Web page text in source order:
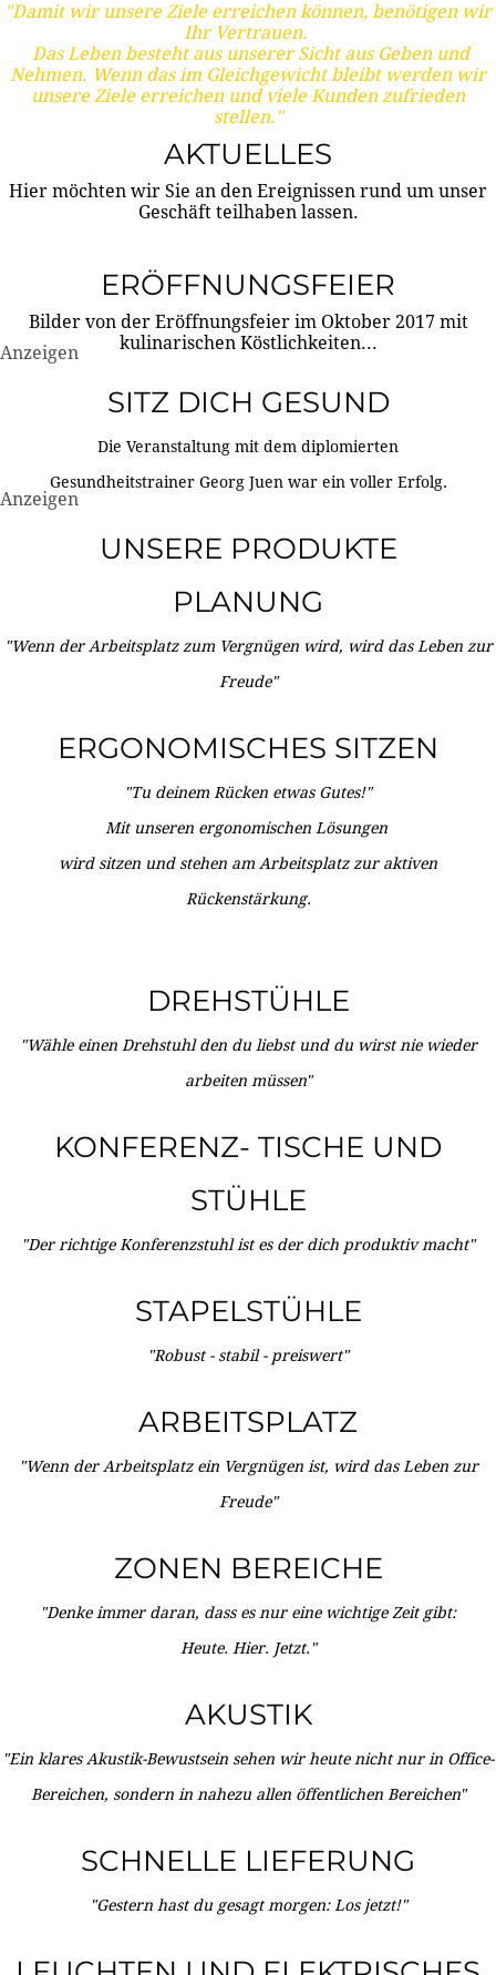
"Damit wir unsere Ziele erreichen können, benötigen wir
Ihr Vertrauen.
Das Leben besteht aus unserer Sicht aus Geben und
Nehmen. Wenn das im Gleichgewicht bleibt werden wir
unsere Ziele erreichen und viele Kunden zufrieden
stellen."
AKTUELLES
Hier möchten wir Sie an den Ereignissen rund um unser
Geschäft teilhaben lassen.
ERÖFFNUNGSFEIER
Bilder von der Eröffnungsfeier im Oktober 2017 mit
kulinarischen Köstlichkeiten...
Anzeigen
SITZ DICH GESUND
Die Veranstaltung mit dem diplomierten
Gesundheitstrainer Georg Juen war ein voller Erfolg.
Anzeigen
UNSERE PRODUKTE
PLANUNG
"Wenn der Arbeitsplatz zum Vergnügen wird, wird das Leben zur
Freude"
ERGONOMISCHES SITZEN
"Tu deinem Rücken etwas Gutes!"
Mit unseren ergonomischen Lösungen
wird sitzen und stehen am Arbeitsplatz zur aktiven
Rückenstärkung.
DREHSTÜHLE
"Wähle einen Drehstuhl den du liebst und du wirst nie wieder
arbeiten müssen"
KONFERENZ- TISCHE UND
STÜHLE
"Der richtige Konferenzstuhl ist es der dich produktiv macht"
STAPELSTÜHLE
"Robust - stabil - preiswert"
ARBEITSPLATZ
"Wenn der Arbeitsplatz ein Vergnügen ist, wird das Leben zur
Freude"
ZONEN BEREICHE
"Denke immer daran, dass es nur eine wichtige Zeit gibt:
Heute. Hier. Jetzt."
AKUSTIK
"Ein klares Akustik-Bewustsein sehen wir heute nicht nur in Office-
Bereichen, sondern in nahezu allen öffentlichen Bereichen"
SCHNELLE LIEFERUNG
"Gestern hast du gesagt morgen: Los jetzt!"